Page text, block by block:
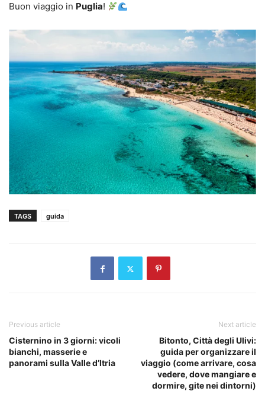
Buon viaggio in Puglia!
TAGS guida
Previous article
Cisternino in 3 giorni: vicoli
bianchi, masserie e
panorami sulla Valle d’Itria
Next article
Bitonto, Città degli Ulivi:
guida per organizzare il
viaggio (come arrivare, cosa
vedere, dove mangiare e
dormire, gite nei dintorni)